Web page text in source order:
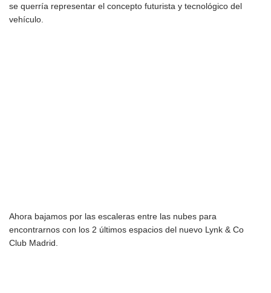
se querría representar el concepto futurista y tecnológico del
vehículo.
Ahora bajamos por las escaleras entre las nubes para
encontrarnos con los 2 últimos espacios del nuevo Lynk & Co
Club Madrid.